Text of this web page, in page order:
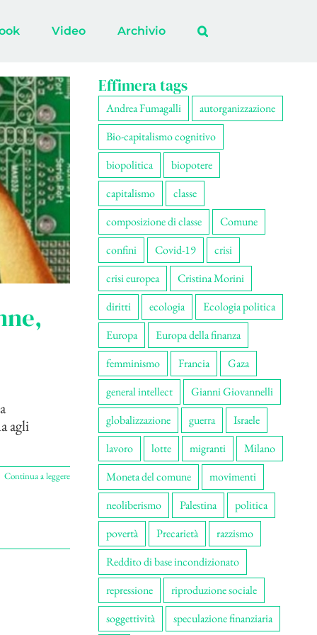
Video Archivio
agli
Continua a leggere
Effimera tags
Andrea Fumagalli
autorganizzazione
Bio-capitalismo cognitivo
biopolitica
biopotere
capitalismo
classe
composizione di classe
Comune
confini
Covid-19
crisi
crisi europea
Cristina Morini
diritti
ecologia
Ecologia politica
Europa
Europa della finanza
femminismo
Francia
Gaza
general intellect
Gianni Giovannelli
globalizzazione
guerra
Israele
lavoro
lotte migranti
Milano
Moneta del comune
movimenti
neoliberismo
Palestina
politica
povertà
Precarietà
razzismo
Reddito di base incondizionato
repressione
riproduzione sociale
soggettività
speculazione finanziaria